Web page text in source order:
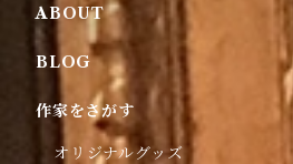
ABOUT
BLOG
作家をさがす
オリジナルグッズ